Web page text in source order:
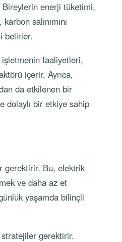
Bireylerin enerji tüketimi,
salınımını
belirler.
faaliyetleri,
içerir. Ayrıca,
da etkilenen bir
dolaylı bir etkiye sahip
gerektirir. Bu, elektrik
ve daha az et
yaşamda bilinçli
gerektirir.